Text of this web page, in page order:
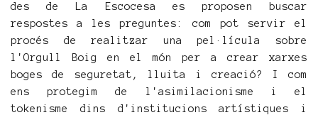
des de La Escocesa es proposen buscar
respostes a les preguntes: com pot servir el
procés de realitzar una pel·lícula sobre
l'Orgull Boig en el món per a crear xarxes
boges de seguretat, lluita i creació? I com
ens protegim de l'asimilacionisme i el
tokenisme dins d'institucions artístiques i